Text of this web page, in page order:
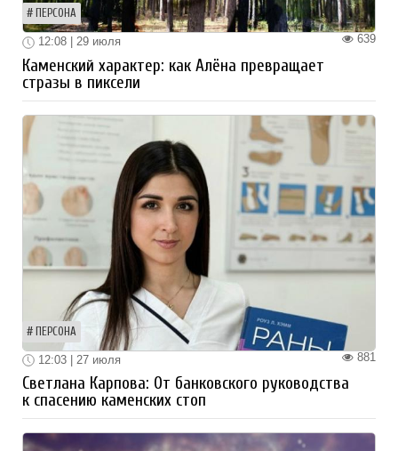
ПЕРСОНА
639
12:08 | 29 июля
Каменский характер: как Алёна превращает
стразы в пиксели
ПЕРСОНА
881
12:03 | 27 июля
Светлана Карпова: От банковского руководства
к спасению каменских стоп